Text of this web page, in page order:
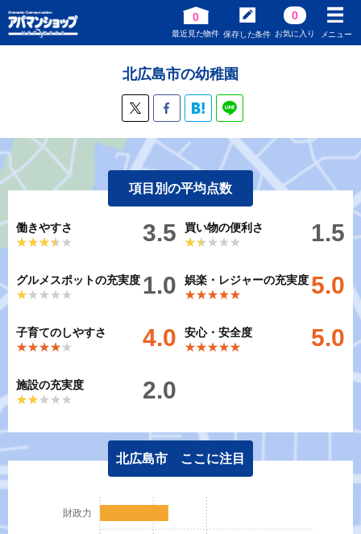
0
最近見た物件 保存した条件
0
お気に入り メニュー
北広島市の幼稚園
項目別の平均点数
働きやすさ
★★★★★
★★★★★ 3.5
買い物の便利さ
★★★★★
★★★★★ 1.5
グルメスポットの充実度
★★★★★
★★★★★ 1.0
娯楽・レジャーの充実度
★★★★★
★★★★★ 5.0
子育てのしやすさ
★★★★★
★★★★★ 4.0
安心・安全度
★★★★★
★★★★★ 5.0
施設の充実度
★★★★★
★★★★★ 2.0
北広島市 ここに注目
財政力